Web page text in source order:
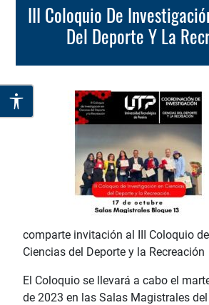
III Coloquio De Investigación En Ciencias
Del Deporte Y La
comparte invitación al III Coloquio
Ciencias del Deporte y la Recreación
El Coloquio se llevará a cabo el
de 2023 en las Salas Magistrales